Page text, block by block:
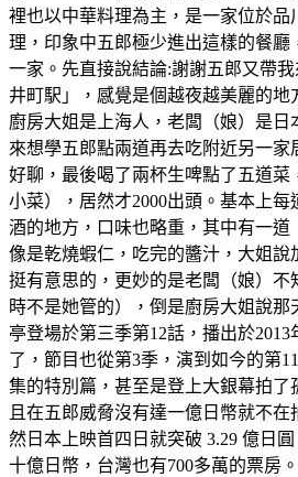
裡也以中華料理為主，是一家位於品
理，印象中五郎極少進出這樣的餐廳
一家。先直接說結論:謝謝五郎又帶
井町駅」，感覺是個越夜越美麗的地
廚房大姐是上海人，老闆（娘）是
來想學五郎點兩道再去吃附近另一
好聊，最後喝了兩杯生啤點了五道菜
小菜），居然才2000出頭。基本上
酒的地方，口味也略重，其中有一道
像是乾燒蝦仁，吃完的醬汁，大姐說
挺有意思的，更妙的是老闆（娘）
時不是她管的），倒是廚房大姐說那
亭登場於第三季第12話，播出於
了，節目也從第3季，演到如今的第
集的特別篇，甚至是登上大銀幕拍了
且在五郎威脅沒有達一億日幣就不
然日本上映首四日就突破 3.29 億日
十億日幣，台灣也有700多萬的票房